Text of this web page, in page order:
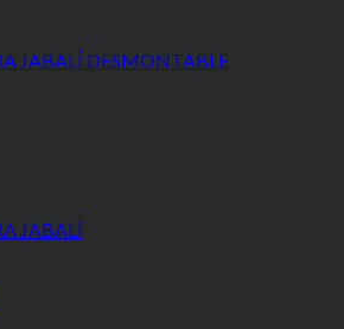
JABALÍ DESMONTABLE
JABALÍ